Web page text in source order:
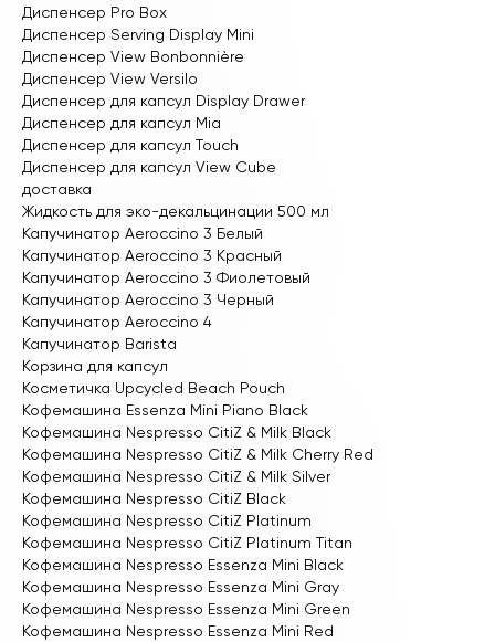
Диспенсер Pro Box
Диспенсер Serving Display Mini
Диспенсер View Bonbonnière
Диспенсер View Versilo
Диспенсер для капсул Display Drawer
Диспенсер для капсул Mia
Диспенсер для капсул Touch
Диспенсер для капсул View Cube
доставка
Жидкость для эко-декальцинации 500 мл
Капучинатор Aeroccino 3 Белый
Капучинатор Aeroccino 3 Красный
Капучинатор Aeroccino 3 Фиолетовый
Капучинатор Aeroccino 3 Черный
Капучинатор Aeroccino 4
Капучинатор Barista
Корзина для капсул
Косметичка Upcycled Beach Pouch
Кофемашина Essenza Mini Piano Black
Кофемашина Nespresso CitiZ & Milk Black
Кофемашина Nespresso CitiZ & Milk Cherry Red
Кофемашина Nespresso CitiZ & Milk Silver
Кофемашина Nespresso CitiZ Black
Кофемашина Nespresso CitiZ Platinum
Кофемашина Nespresso CitiZ Platinum Titan
Кофемашина Nespresso Essenza Mini Black
Кофемашина Nespresso Essenza Mini Gray
Кофемашина Nespresso Essenza Mini Green
Кофемашина Nespresso Essenza Mini Red